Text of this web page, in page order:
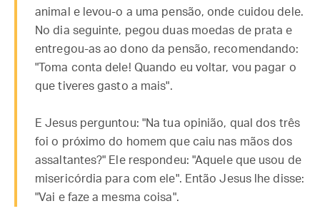
animal e levou-o a uma pensão, onde cuidou dele.
No dia seguinte, pegou duas moedas de prata e
entregou-as ao dono da pensão, recomendando:
"Toma conta dele! Quando eu voltar, vou pagar o
que tiveres gasto a mais".
E Jesus perguntou: "Na tua opinião, qual dos três
foi o próximo do homem que caiu nas mãos dos
assaltantes?" Ele respondeu: "Aquele que usou de
misericórdia para com ele". Então Jesus lhe disse:
"Vai e faze a mesma coisa".